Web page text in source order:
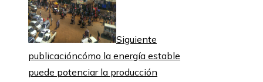
Siguiente
publicacióncómo la energía estable
puede potenciar la producción